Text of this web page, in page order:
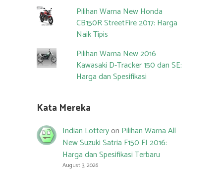
Pilihan Warna New Honda
CB150R StreetFire 2017: Harga
Naik Tipis
Pilihan Warna New 2016
Kawasaki D-Tracker 150 dan SE:
Harga dan Spesifikasi
Kata Mereka
Indian Lotteryon Pilihan Warna All
New Suzuki Satria F150 FI 2016:
Harga dan Spesifikasi Terbaru
August 3, 2026